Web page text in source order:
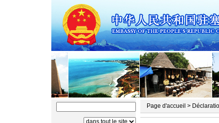
Page d'accueil >